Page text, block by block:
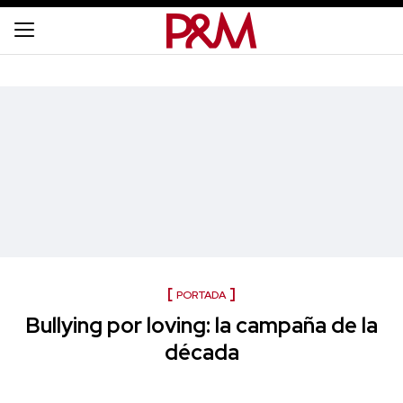
PORTADA
Bullying por loving: la campaña de la
década